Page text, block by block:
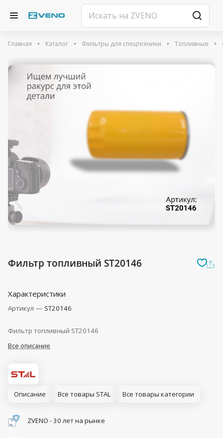
Главная Каталог Фильтры для спецтехники Топливные
Фильтр топливный ST20146
Характеристики
Артикул — ST20146
Фильтр топливный ST20146
Все описание
Описание Все товары STAL Все товары категории
ZVENO - 30 лет на рынке